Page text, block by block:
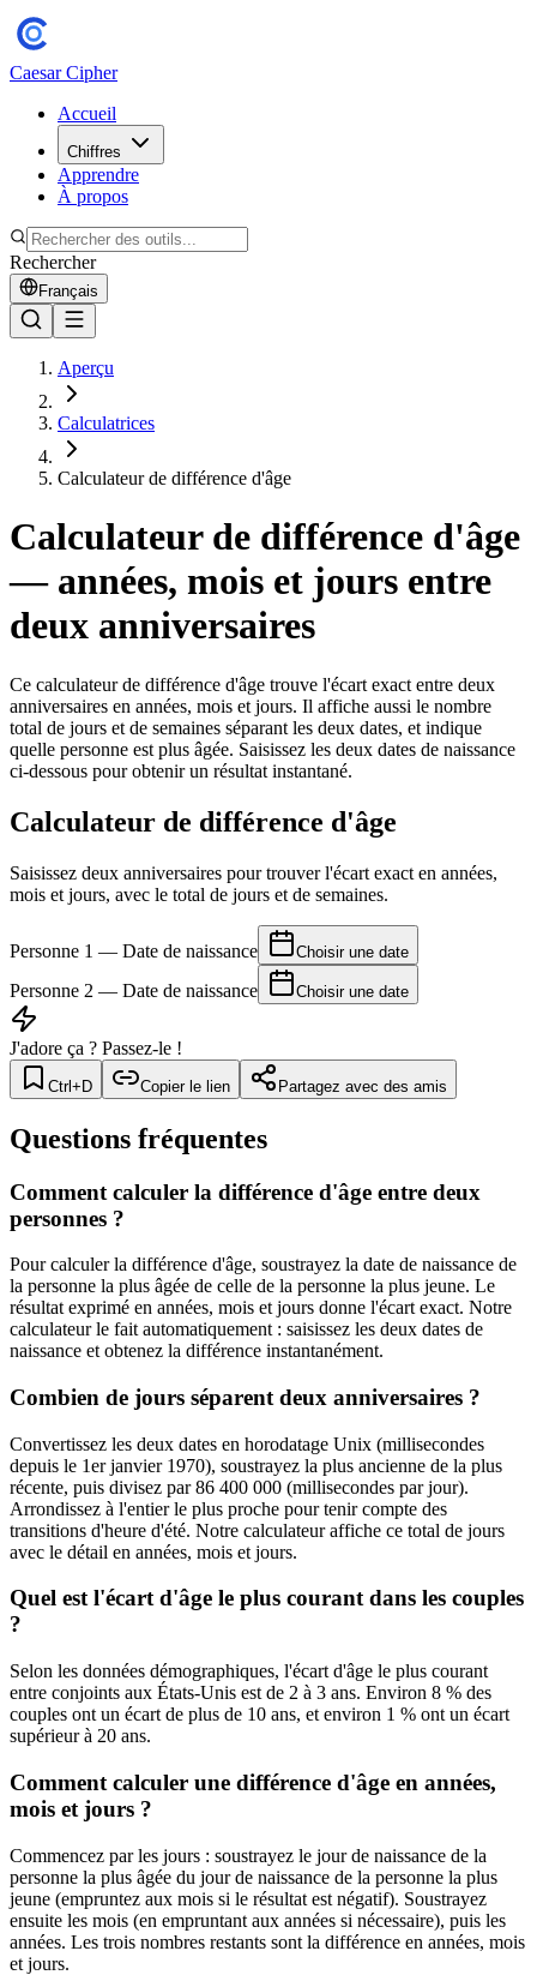
Caesar Cipher
Accueil
Chiffres
Apprendre
À propos
Rechercher
Français
Aperçu
Calculatrices
Calculateur de différence d'âge
Calculateur de différence d'âge
— années, mois et jours entre
deux anniversaires
Ce calculateur de différence d'âge trouve l'écart exact entre deux
anniversaires en années, mois et jours. Il affiche aussi le nombre
total de jours et de semaines séparant les deux dates, et indique
quelle personne est plus âgée. Saisissez les deux dates de naissance
ci-dessous pour obtenir un résultat instantané.
Calculateur de différence d'âge
Saisissez deux anniversaires pour trouver l'écart exact en années,
mois et jours, avec le total de jours et de semaines.
Personne 1 — Date de naissance Choisir une date
Personne 2 — Date de naissance Choisir une date
J'adore ça ? Passez-le !
Ctrl+D Copier le lien Partagez avec des amis
Questions fréquentes
Comment calculer la différence d'âge entre deux
personnes ?
Pour calculer la différence d'âge, soustrayez la date de naissance de
la personne la plus âgée de celle de la personne la plus jeune. Le
résultat exprimé en années, mois et jours donne l'écart exact. Notre
calculateur le fait automatiquement : saisissez les deux dates de
naissance et obtenez la différence instantanément.
Combien de jours séparent deux anniversaires ?
Convertissez les deux dates en horodatage Unix (millisecondes
depuis le 1er janvier 1970), soustrayez la plus ancienne de la plus
récente, puis divisez par 86 400 000 (millisecondes par jour).
Arrondissez à l'entier le plus proche pour tenir compte des
transitions d'heure d'été. Notre calculateur affiche ce total de jours
avec le détail en années, mois et jours.
Quel est l'écart d'âge le plus courant dans les couples
?
Selon les données démographiques, l'écart d'âge le plus courant
entre conjoints aux États-Unis est de 2 à 3 ans. Environ 8 % des
couples ont un écart de plus de 10 ans, et environ 1 % ont un écart
supérieur à 20 ans.
Comment calculer une différence d'âge en années,
mois et jours ?
Commencez par les jours : soustrayez le jour de naissance de la
personne la plus âgée du jour de naissance de la personne la plus
jeune (empruntez aux mois si le résultat est négatif). Soustrayez
ensuite les mois (en empruntant aux années si nécessaire), puis les
années. Les trois nombres restants sont la différence en années, mois
et jours.